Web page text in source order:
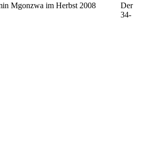
Der
34-